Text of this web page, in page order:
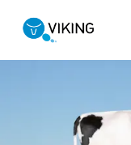
Log